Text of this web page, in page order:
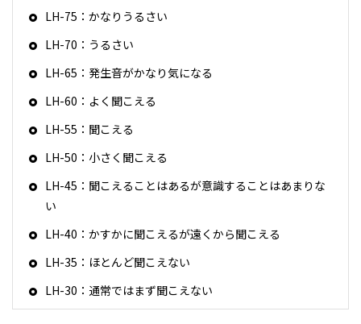
LH-75：かなりうるさい
LH-70：うるさい
LH-65：発生音がかなり気になる
LH-60：よく聞こえる
LH-55：聞こえる
LH-50：小さく聞こえる
LH-45：聞こえることはあるが意識することはあまりな
い
LH-40：かすかに聞こえるが遠くから聞こえる
LH-35：ほとんど聞こえない
LH-30：通常ではまず聞こえない